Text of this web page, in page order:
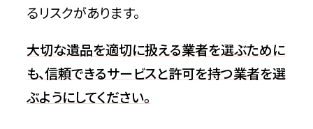
るリスクがあります。
大切な遺品を適切に扱える業者を選ぶために
も、信頼できるサービスと許可を持つ業者を選
ぶようにしてください。